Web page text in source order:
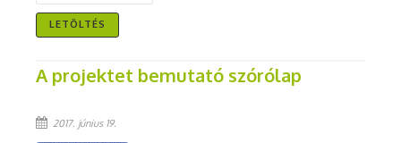
LETÖLTÉS
A projektet bemutató szórólap
2017. június 19.